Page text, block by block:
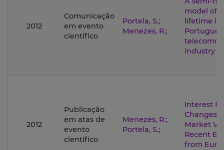
2012
Comunicação
em evento
científico
Portela, S.;
Menezes, R.;
model of
lifetime in
industry
2012
Publicação
em atas de
evento
científico
Menezes, R.;
Portela, S.;
Interest
Changes
Market
Recent
from